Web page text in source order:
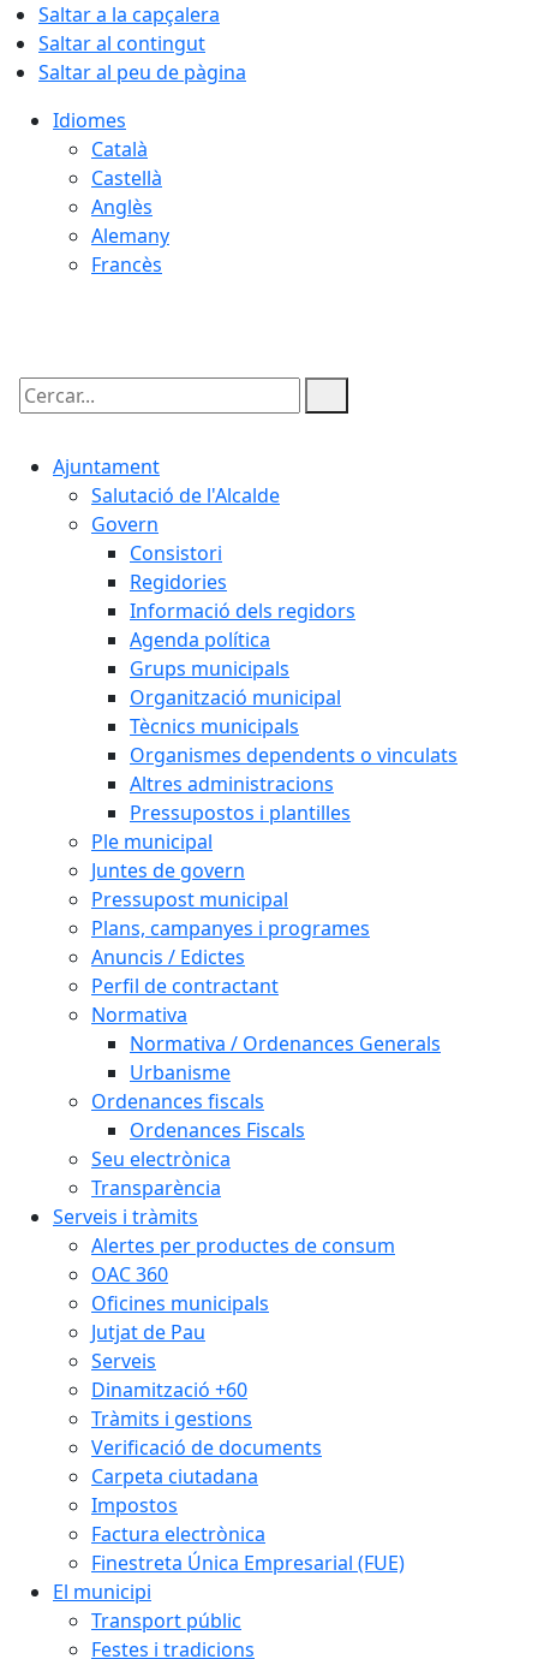
Saltar a la capçalera
Saltar al contingut
Saltar al peu de pàgina
Idiomes
Català
Castellà
Anglès
Alemany
Francès
Cercar:
Ajuntament
Salutació de l'Alcalde
Govern
Consistori
Regidories
Informació dels regidors
Agenda política
Grups municipals
Organització municipal
Tècnics municipals
Organismes dependents o vinculats
Altres administracions
Pressupostos i plantilles
Ple municipal
Juntes de govern
Pressupost municipal
Plans, campanyes i programes
Anuncis / Edictes
Perfil de contractant
Normativa
Normativa / Ordenances Generals
Urbanisme
Ordenances fiscals
Ordenances Fiscals
Seu electrònica
Transparència
Serveis i tràmits
Alertes per productes de consum
OAC 360
Oficines municipals
Jutjat de Pau
Serveis
Dinamització +60
Tràmits i gestions
Verificació de documents
Carpeta ciutadana
Impostos
Factura electrònica
Finestreta Única Empresarial (FUE)
El municipi
Transport públic
Festes i tradicions